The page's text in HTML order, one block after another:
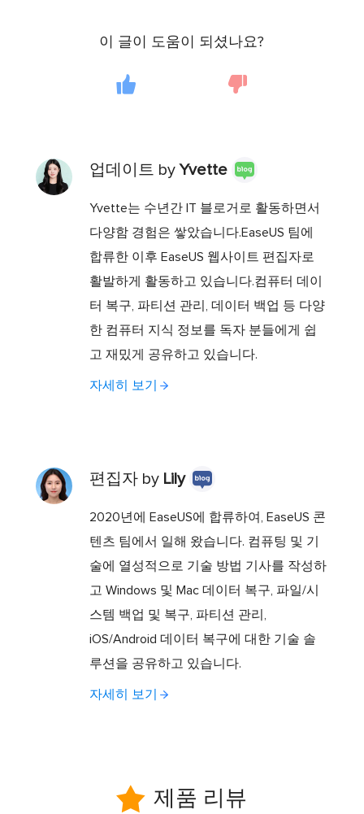
이 글이 도움이 되셨나요?
업데이트 byYvette
Yvette는 수년간 IT 블로거로 활동하면서
다양함 경험은 쌓았습니다.EaseUS 팀에
합류한 이후 EaseUS 웹사이트 편집자로
활발하게 활동하고 있습니다.컴퓨터 데이
터 복구, 파티션 관리, 데이터 백업 등 다양
한 컴퓨터 지식 정보를 독자 분들에게 쉽
고 재밌게 공유하고 있습니다.
자세히 보기
편집자 by Lily
2020년에 EaseUS에 합류하여, EaseUS 콘
텐츠 팀에서 일해 왔습니다. 컴퓨팅 및 기
술에 열성적으로 기술 방법 기사를 작성하
고 Windows 및 Mac 데이터 복구, 파일/시
스템 백업 및 복구, 파티션 관리,
iOS/Android 데이터 복구에 대한 기술 솔
루션을 공유하고 있습니다.
자세히 보기
 제품 리뷰